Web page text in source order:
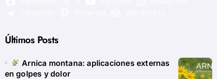
Últimos Posts
Arnica montana: aplicaciones externas
en golpes y dolor